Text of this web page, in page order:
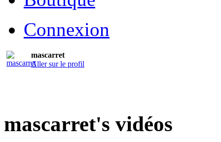
Connexion
mascarret
Aller sur le profil
mascarret's vidéos